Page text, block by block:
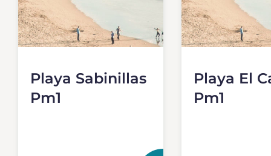
Playa Sabinillas
Pm1
Playa El
Pm1